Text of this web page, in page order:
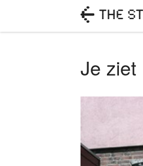
Je ziet